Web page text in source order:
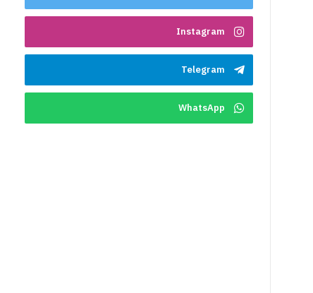
Instagram
Telegram
WhatsApp